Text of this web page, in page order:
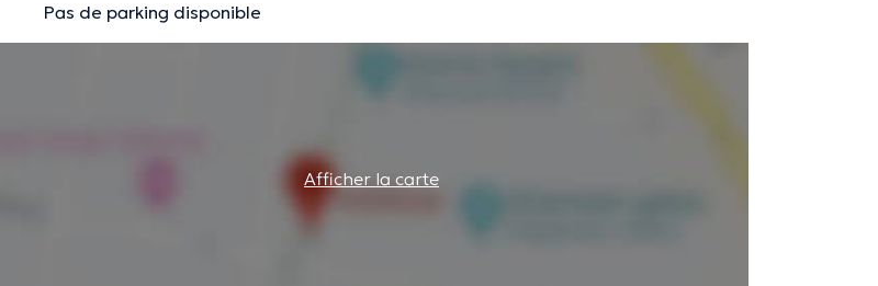
Pas de parking disponible
Afficher la carte